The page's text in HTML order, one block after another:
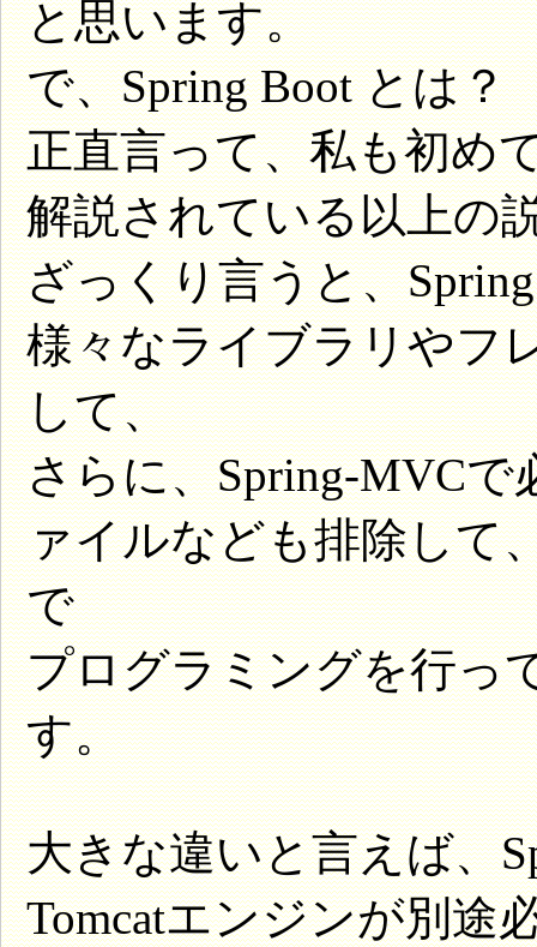
と思います。
で、Spring Boot とは？
正直言って、私も初め
解説されている以上の
ざっくり言うと、
様々なライブラリやフ
して、
さらに、Spring-MVC
ァイルなども排除して
で
プログラミングを行っ
す。
大きな違いと言えば、
Tomcatエンジンが別途